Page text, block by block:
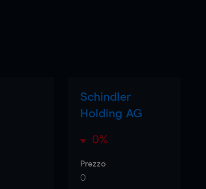
Schindler
Holding AG
0%
Prezzo
0